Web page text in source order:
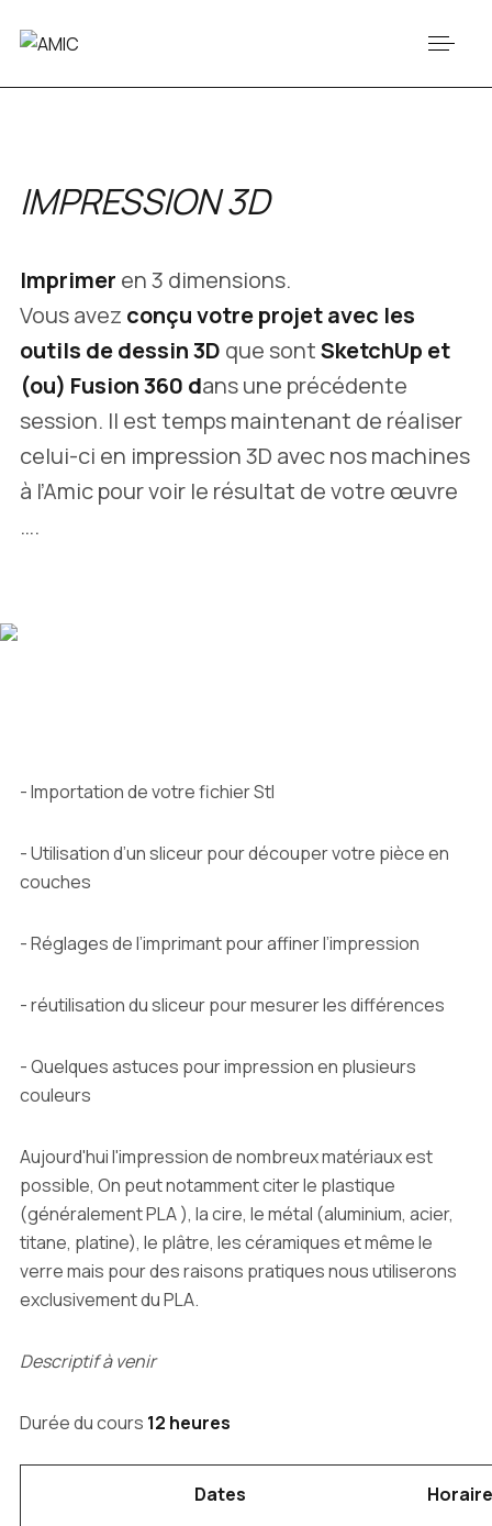
IMPRESSION 3D
Imprimer en 3 dimensions.
Vous avez conçu votre projet avec les
outils de dessin 3D que sontSketchUp et
(ou) Fusion 360 dans une précédente
session. Il est temps maintenant de réaliser
celui-ci en impression 3D avec nos machines
à l’Amic pour voir le résultat de votre œuvre
….
- Importation de votre fichier Stl
- Utilisation d’un sliceur pour découper votre pièce en
couches
- Réglages de l’imprimant pour affiner l’impression
- réutilisation du sliceur pour mesurer les différences
- Quelques astuces pour impression en plusieurs
couleurs
Aujourd'hui l'impression de nombreux matériaux est
possible, On peut notamment citer le plastique
(généralement PLA ), la cire, le métal (aluminium, acier,
titane, platine), le plâtre, les céramiques et même le
verre mais pour des raisons pratiques nous utiliserons
exclusivement du PLA.
Descriptif à venir
Durée du cours 12 heures
Dates